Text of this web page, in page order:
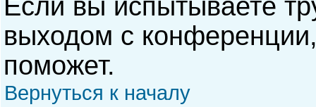
Если вы испытываете
выходом с
поможет.
Вернуться к началу